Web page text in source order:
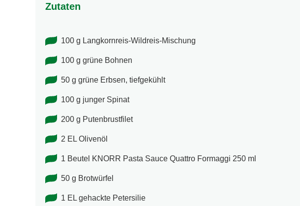
Zutaten
100 g Langkornreis-Wildreis-Mischung
100 g grüne Bohnen
50 g grüne Erbsen, tiefgekühlt
100 g junger Spinat
200 g Putenbrustfilet
2 EL Olivenöl
1 Beutel KNORR Pasta Sauce Quattro Formaggi 250 ml
50 g Brotwürfel
1 EL gehackte Petersilie